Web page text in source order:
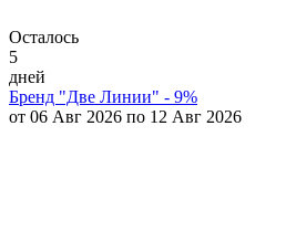
Осталось
5
дней
Бренд "Две Линии" - 9%
от 06 Авг 2026 по 12 Авг 2026